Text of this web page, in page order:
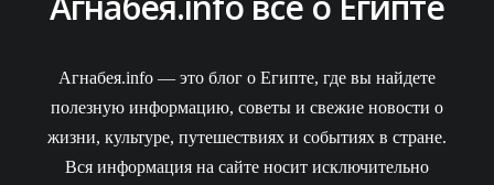
Агнабея.info — это блог о Египте, где вы найдете
полезную информацию, советы и свежие новости о
жизни, культуре, путешествиях и событиях в стране.
Вся информация на сайте носит исключительно